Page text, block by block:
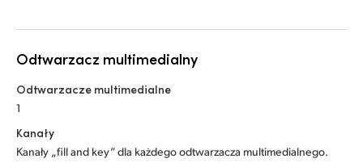
Odtwarzacz multimedialny
Odtwarzacze multimedialne
1
Kanały
Kanały „fill and key” dla każdego odtwarzacza multimedialnego.